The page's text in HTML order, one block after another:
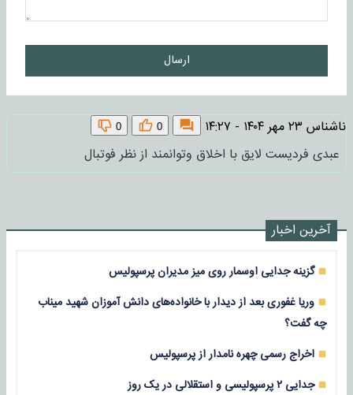
ارسال
ناشناس ۲۳ مهر ۱۴۰۴ - ۱۴:۲۷ 0
0
عبدی فردیست لایق با اخلاق وتوانمند از نظر فوتبال
آخرین اخبار
گزینه جدایی اوسمار روی میز مدیران پرسپولیس
وریا غفوری بعد از دیدار با خانواده‌های دانش آموزان شهید میناب
چه گفت؟
اخراج رسمی چهره نامدار از پرسپولیس
جدایی ۲ پرسپولیسی و استقلالی در یک روز